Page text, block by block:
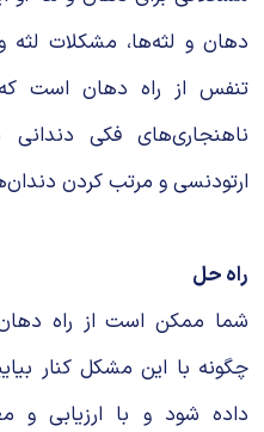
دهان و لثه‌ها، مشکلات
تنفس از راه دهان است که
ناهنجاری‌های فکی
ارتودنسی و مرتب کردن
راه ‌حل
شما ممکن است از راه
چگونه با این مشکل کنار
داده شود و با ارزیابی‌ و